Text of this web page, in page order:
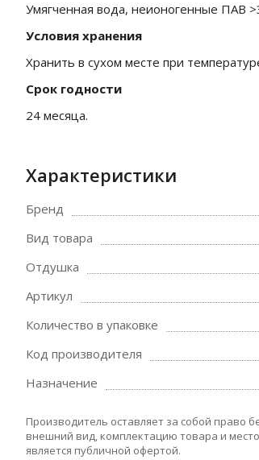
Умягченная вода, неионогенные ПАВ
Условия хранения
Хранить в сухом месте при
Срок годности
24 месяца.
Характеристики
Бренд
Вид товара
Отдушка
Артикул
Количество в упаковке
Код производителя
Назначение
Производитель оставляет за собой право
внешний вид, комплектацию товара и
является публичной офертой.